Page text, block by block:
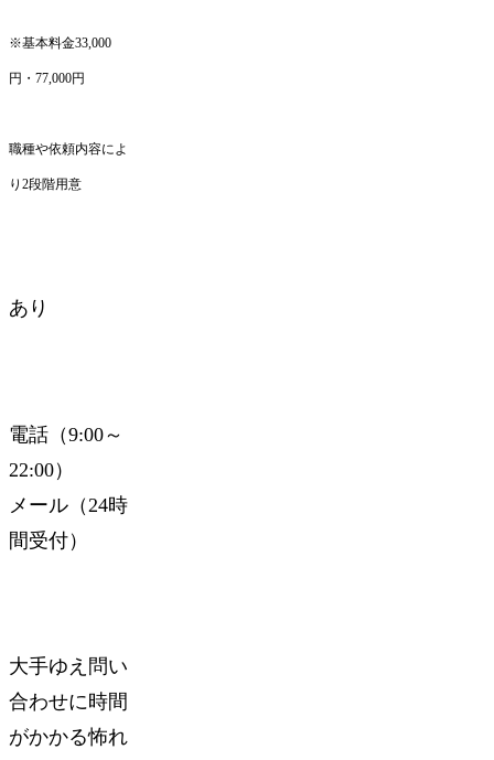
※基本料金33,000
円・77,000円
職種や依頼内容によ
り2段階用意
あり
電話（9:00～
22:00）
メール（24時
間受付）
大手ゆえ問い
合わせに時間
がかかる怖れ